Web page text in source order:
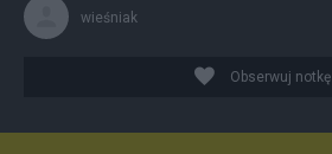
wieśniak
Obserwuj notkę